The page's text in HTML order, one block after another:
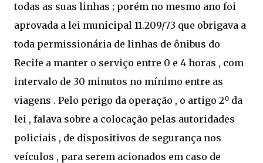
todas as suas linhas ; porém no mesmo ano foi
aprovada a lei municipal 11.209/73 que obrigava a
toda permissionária de linhas de ônibus do
Recife a manter o serviço entre 0 e 4 horas , com
intervalo de 30 minutos no mínimo entre as
viagens . Pelo perigo da operação , o artigo 2º da
lei , falava sobre a colocação pelas autoridades
policiais , de dispositivos de segurança nos
veículos , para serem acionados em caso de